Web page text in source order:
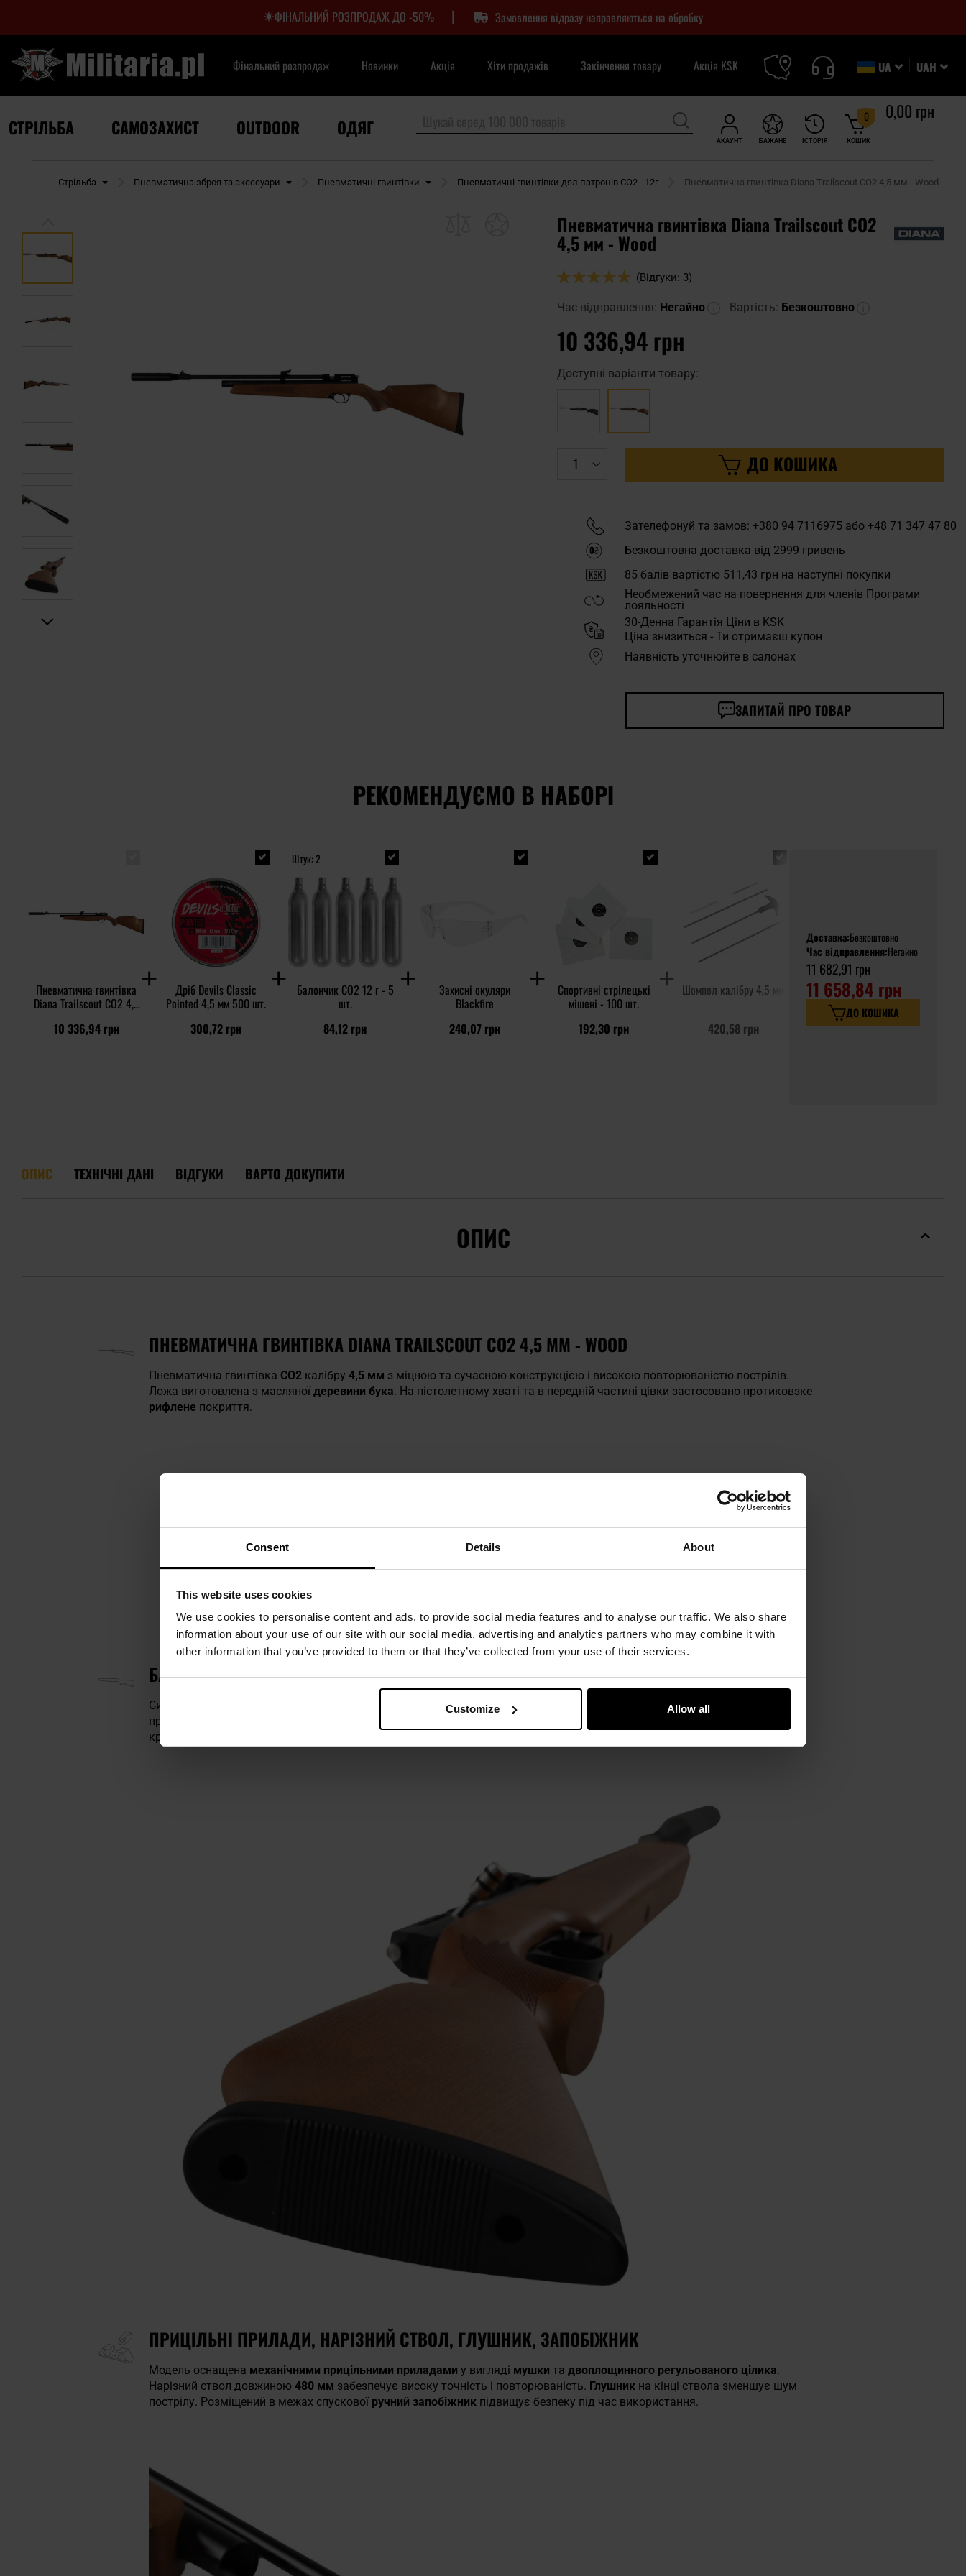
Consent Details About
This website uses cookies
We use cookies to personalise content and ads, to provide social media features and to analyse our traffic. We also share
information about your use of our site with our social media, advertising and analytics partners who may combine it with
other information that you’ve provided to them or that they’ve collected from your use of their services.
Customize Allow all
ФІНАЛЬНИЙ РОЗПРОДАЖ ДО -50% | Замовлення відразу направляються на обробку
UAH
UA
Фінальний розпродаж Новинки Акція Хіти продажів Закінчення товару Акція KSK
АКАУНТ ІСТОРІЯ
БАЖАНЕ КОШИК
0 0,00 грн
СТРІЛЬБА САМОЗАХИСТ OUTDOOR ОДЯГ
Стрільба Пневматична зброя та аксесуари Пневматичні гвинтівки Пневматичні гвинтівки дял патронів CO2 - 12г Пневматична гвинтівка Diana Trailscout CO2 4,5 мм - Wood
Пневматична гвинтівка Diana Trailscout CO2
4,5 мм - Wood
Оцінка:
(Відгуки: 3)
Час відправлення: Негайно Вартість: Безкоштовно
10 336,94 грн
Доступні варіанти товару:
ДО КОШИКА
Зателефонуй та замов: +380 94 7116975 або +48 71 347 47 80
Безкоштовна доставка від 2999 гривень
85 балів вартістю 511,43 грн на наступні покупки
Необмежений час на повернення для членів Програми
лояльності
30-Денна Гарантія Ціни в KSK
Ціна знизиться - Ти отримаєш купон
Наявність уточнюйте в салонах
ЗАПИТАЙ ПРО ТОВАР
РЕКОМЕНДУЄМО В НАБОРІ
Пневматична гвинтівка
Diana Trailscout CO2 4,5
10 336,94 грн
Дріб Devils Classic
Pointed 4,5 мм 500 шт.
300,72 грн
Штук: 2
Балончик CO2 12 г - 5
шт.
84,12 грн
Захисні окуляри
Blackfire
240,07 грн
Спортивні стрілецькі
мішені - 100 шт.
192,30 грн
Шомпол калібру 4,5 мм
420,58 грн
Доставка:Безкоштовно
Час відправлення:Негайно
11 682,91 грн
11 658,84 грн
ДО КОШИКА
ОПИС ТЕХНІЧНІ ДАНІ ВІДГУКИ ВАРТО ДОКУПИТИ
ОПИС
ПНЕВМАТИЧНА ГВИНТІВКА DIANA TRAILSCOUT CO2 4,5 ММ - WOOD
Пневматична гвинтівка CO2 калібру 4,5 мм з міцною та сучасною конструкцією і високою повторюваністю пострілів.
Ложа виготовлена з масляноїдеревини бука. На пістолетному хваті та в передній частині цівки застосовано протиковзке
рифлене покриття.
БАКА MONTE CARLO, ГУМОВИЙ ПОТИЛИЧНИК, РЕЙКА ДЛЯ КРІПЛЕННЯ 11 ММ
Симетричний приклад з бакою гумовим потиличником
забезпечує комфорт використання як для
правшів, так і для лівшів, а також сумісність з різними оптичними прицілами. Рейка для кріплення
кріпити додаткові аксесуари.
ПРИЦІЛЬНІ ПРИЛАДИ, НАРІЗНИЙ СТВОЛ, ГЛУШНИК, ЗАПОБІЖНИК
Модель оснащена механічними прицільними приладами у вигляді мушки та двоплощинного регульованого цілика.
Нарізний ствол довжиною 480 мм забезпечує високу точність і повторюваність. Глушник на кінці ствола зменшує шум
пострілу. Розміщений в межах спускової ручний запобіжник підвищує безпеку під час використання.